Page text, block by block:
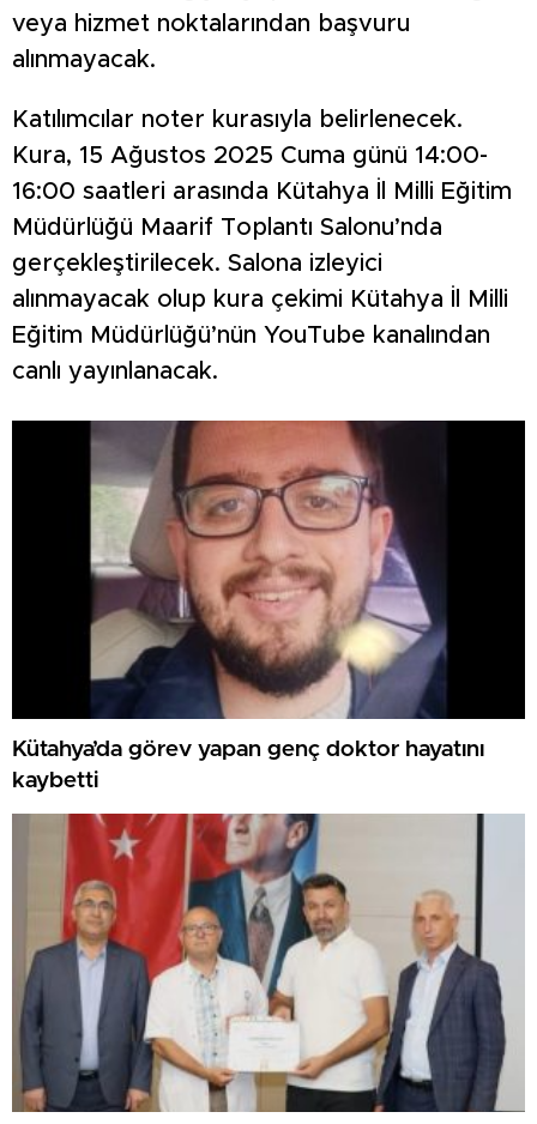
veya hizmet noktalarından başvuru
alınmayacak.
Katılımcılar noter kurasıyla belirlenecek.
Kura, 15 Ağustos 2025 Cuma günü 14:00-
16:00 saatleri arasında Kütahya İl Milli Eğitim
Müdürlüğü Maarif Toplantı Salonu’nda
gerçekleştirilecek. Salona izleyici
alınmayacak olup kura çekimi Kütahya İl Milli
Eğitim Müdürlüğü’nün YouTube kanalından
canlı yayınlanacak.
Kütahya’da görev yapan genç doktor hayatını
kaybetti